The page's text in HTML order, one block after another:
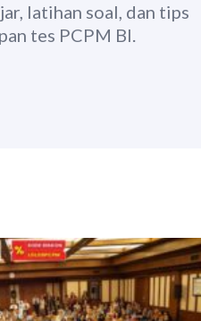
latihan soal, dan tips
tes PCPM BI.